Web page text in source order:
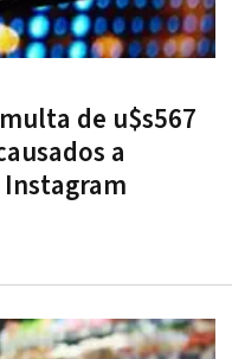
de u$s567
a
Instagram